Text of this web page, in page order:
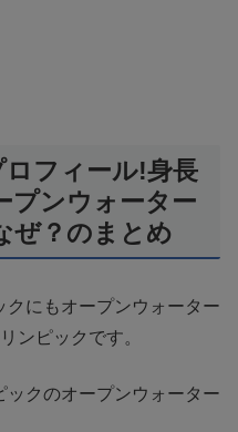
フィール!身長
プンウォーター
ぜ？のまとめ
にもオープンウォーター
ンピックです。
ックのオープンウォーター